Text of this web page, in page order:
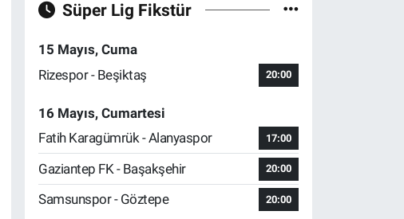
Süper Lig Fikstür
15 Mayıs, Cuma
Rizespor - Beşiktaş
20:00
16 Mayıs, Cumartesi
Fatih Karagümrük - Alanyaspor
17:00
Gaziantep FK - Başakşehir 20:00
Samsunspor - Göztepe 20:00